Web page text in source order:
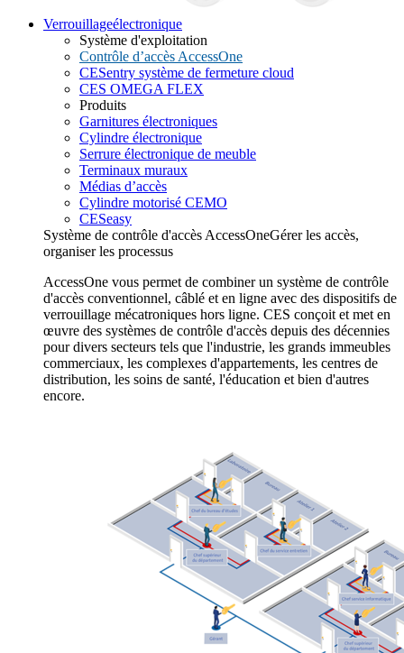
Verrouillageélectronique
Système d'exploitation
Contrôle d’accès AccessOne
CESentry système de fermeture cloud
CES OMEGA FLEX
Produits
Garnitures électroniques
Cylindre électronique
Serrure électronique de meuble
Terminaux muraux
Médias d’accès
Cylindre motorisé CEMO
CESeasy
Système de contrôle d'accès AccessOneGérer les accès,
organiser les processus
AccessOne vous permet de combiner un système de contrôle
d'accès conventionnel, câblé et en ligne avec des dispositifs de
verrouillage mécatroniques hors ligne. CES conçoit et met en
œuvre des systèmes de contrôle d'accès depuis des décennies
pour divers secteurs tels que l'industrie, les grands immeubles
commerciaux, les complexes d'appartements, les centres de
distribution, les soins de santé, l'éducation et bien d'autres
encore.